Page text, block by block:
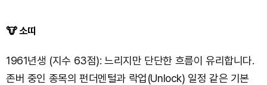
🐮 소띠
1961년생 (지수 63점): 느리지만 단단한 흐름이 유리합니다.
존버 중인 종목의 펀더멘털과 락업(Unlock) 일정 같은 기본